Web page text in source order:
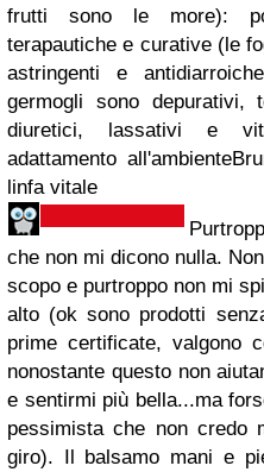
frutti sono le more):
terapautiche e curative (le
astringenti e
germogli sono
diuretici, lassativi e
adattamento
linfa vitale
che non mi dicono nulla.
scopo e purtroppo non mi
alto (ok sono prodotti
prime certificate, valgono
nonostante questo non
e sentirmi più bella...ma
pessimista che non
giro). Il balsamo mani e